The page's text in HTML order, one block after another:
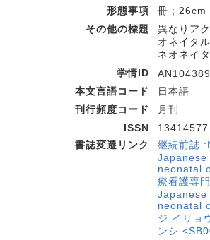
形態事項
冊 ; 26cm
その他の標題
異なりア
オネイタ
ネオネイ
学情ID
本文言語コード
日本語
刊行頻度コード
月刊
ISSN
13414577
書誌変遷リンク
継続前誌
neonatal
療看護専
neonatal
ジ イリョ
ンシ